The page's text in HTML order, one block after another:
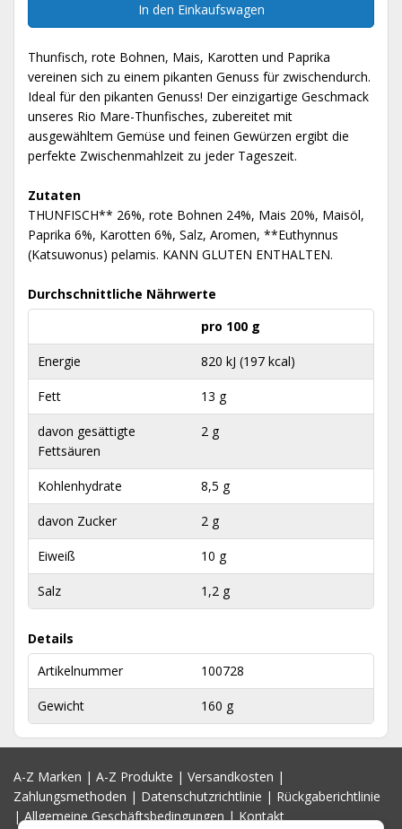
In den Einkaufswagen
Thunfisch, rote Bohnen, Mais, Karotten und Paprika
vereinen sich zu einem pikanten Genuss für zwischendurch.
Ideal für den pikanten Genuss! Der einzigartige Geschmack
unseres Rio Mare-Thunfisches, zubereitet mit
ausgewähltem Gemüse und feinen Gewürzen ergibt die
perfekte Zwischenmahlzeit zu jeder Tageszeit.
Zutaten
THUNFISCH** 26%, rote Bohnen 24%, Mais 20%, Maisöl,
Paprika 6%, Karotten 6%, Salz, Aromen, **Euthynnus
(Katsuwonus) pelamis. KANN GLUTEN ENTHALTEN.
Durchschnittliche Nährwerte
pro 100 g
Energie 820 kJ (197 kcal)
Fett 13 g
davon gesättigte
Fettsäuren
2 g
Kohlenhydrate 8,5 g
davon Zucker 2 g
Eiweiß 10 g
Salz 1,2 g
Details
Artikelnummer
100728
Gewicht 160 g
A-Z Marken | A-Z Produkte | Versandkosten |
Zahlungsmethoden | Datenschutzrichtlinie | Rückgaberichtlinie
|Allgemeine Geschäftsbedingungen|Kontakt